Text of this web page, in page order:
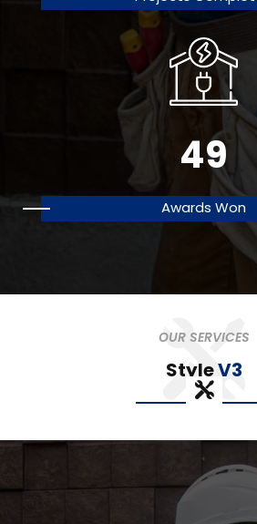
49
Awards Won
OUR SERVICES
StyleV3